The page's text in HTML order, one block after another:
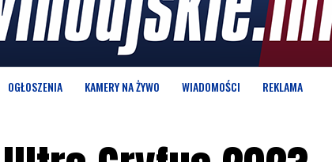
OGŁOSZENIA KAMERY NA ŻYWO WIADOMOŚCI REKLAMA